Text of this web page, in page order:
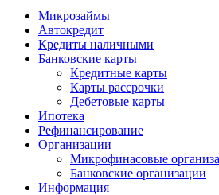
Микрозаймы
Автокредит
Кредиты наличными
Банковские карты
Кредитные карты
Карты рассрочки
Дебетовые карты
Ипотека
Рефинансирование
Организации
Микрофинасовые
Банковские организации
Информация